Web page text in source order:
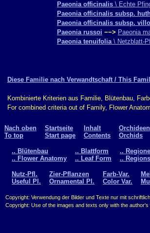
Paeonia officinalis \ Echte
Paeonia officinalis subsp.
Paeonia officinalis subsp.
Paeonia russoi −−> Paeonia
Paeonia tenuifolia\ Netzblatt-
Diese Familie nach Verwandtschaft / This
Kombinierte Kriterien aus Familie, Blütenbau,
For combined criteria out of Family, Flower
Nach oben
To top
Startseite
Start page
Inhalt
Contents
Orchideen
Orchids
.. Blütenbau
.. Flower Anatomy
.. Blattform
.. Leaf Form
..
.. Regions
Nutz-Pfl.
Useful Pl.
Zier-Pflanzen
Ornamental Pl.
Farb-Var.
Color Var.
Copyright: Verwendung der Bilder und Texte nur mit
Copyright: Use of the images and texts only with the author's